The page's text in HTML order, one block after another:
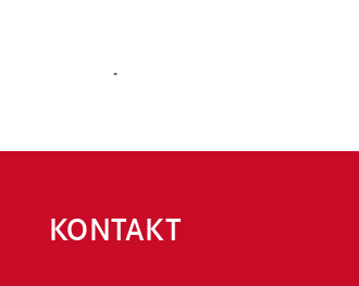
.
KONTAKT